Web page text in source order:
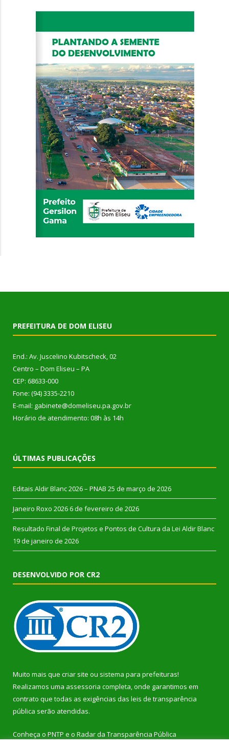
PREFEITURA DE DOM ELISEU
End.: Av. Juscelino Kubitscheck, 02
Centro – Dom Eliseu – PA
CEP: 68633-000
Fone: (94) 3335-2210
E-mail: gabinete@domeliseu.pa.gov.br
Horário de atendimento: 08h às 14h
ÚLTIMAS PUBLICAÇÕES
Editais Aldir Blanc 2026 – PNAB 25 de março de 2026
Janeiro Roxo 2026 6 de fevereiro de 2026
Resultado Final de Projetos e Pontos de Cultura da Lei Aldir Blanc
19 de janeiro de 2026
DESENVOLVIDO POR CR2
Muito mais que criar site ou sistema para prefeituras!
Realizamos uma assessoria completa, onde garantimos em
contrato que todas as exigências das leis de transparência
pública serão atendidas.
Conheça o PNTP e o Radar da Transparência Pública